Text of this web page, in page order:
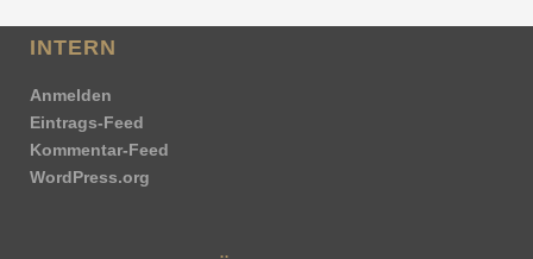
INTERN
Anmelden
Eintrags-Feed
Kommentar-Feed
WordPress.org